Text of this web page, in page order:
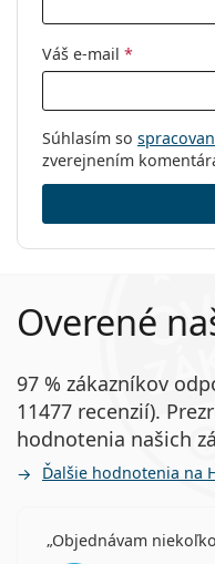
Váš e-mail *
Súhlasím so
zverejnením
Overené
97 % zákazníkov
11477 recenzií).
hodnotenia našich
Ďalšie hodnotenia na
Objednávam